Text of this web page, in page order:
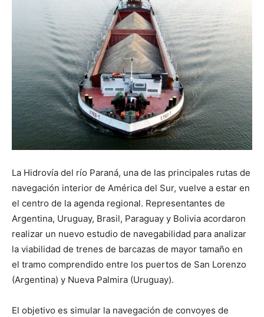
La Hidrovía del río Paraná, una de las principales rutas de
navegación interior de América del Sur, vuelve a estar en
el centro de la agenda regional. Representantes de
Argentina, Uruguay, Brasil, Paraguay y Bolivia acordaron
realizar un nuevo estudio de navegabilidad para analizar
la viabilidad de trenes de barcazas de mayor tamaño en
el tramo comprendido entre los puertos de San Lorenzo
(Argentina) y Nueva Palmira (Uruguay).
El objetivo es simular la navegación de convoyes de